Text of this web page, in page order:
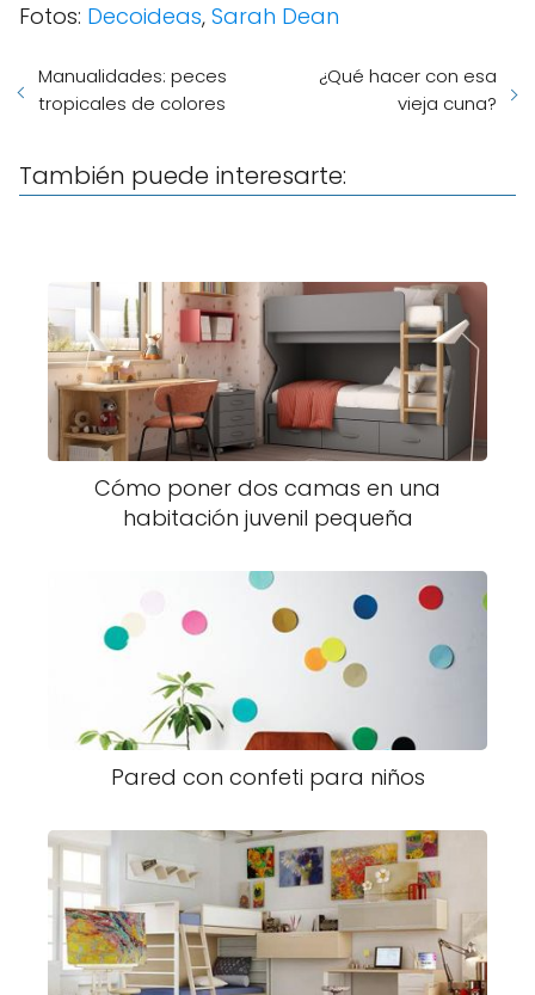
Fotos: Decoideas, Sarah Dean
Manualidades: peces
tropicales de colores
¿Qué hacer con esa
vieja cuna?
También puede interesarte:
Cómo poner dos camas en una
habitación juvenil pequeña
Pared con confeti para niños